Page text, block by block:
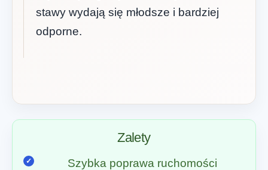
stawy wydają się młodsze i bardziej
odporne.
Zalety
Szybka poprawa ruchomości